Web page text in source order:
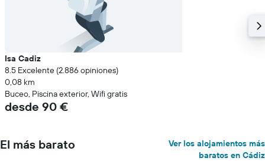
Isa Cadiz
8.5 Excelente (2.886 opiniones)
0,08 km
Buceo, Piscina exterior, Wifi gratis
desde 90 €
El más barato
Ver los alojamientos más
baratos en Cádiz